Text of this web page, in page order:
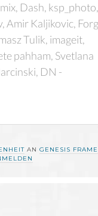
Dash, ksp_photo,
Amir Kaljikovic,
Tulik, imageit,
pahham, Svetlana
DN -
AN GENESIS